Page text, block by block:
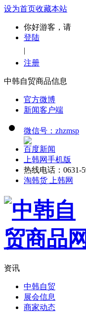
设为首页收藏本站
你好游客，请
登陆
|
注册
中韩自贸商品信息
官方微博
新闻客户端
微信号：zhzmsp
百度新闻
上韩网手机版
热线电话：0631-
淘韩货 上韩网
资讯
中韩自贸
展会信息
商家动态